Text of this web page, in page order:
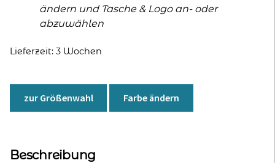
ändern und Tasche & Logo an- oder
abzuwählen
Lieferzeit: 3 Wochen
zur Größenwahl Farbe ändern
Beschreibung